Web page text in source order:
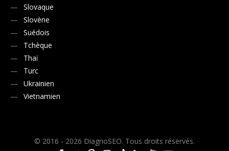
Slovaque
Slovène
Suédois
Tchèque
Thaï
Turc
Ukrainien
Vietnamien
© 2016 - 2026 DiagnoSEO. Tous droits réservés.